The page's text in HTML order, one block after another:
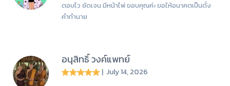
ตอบไว ชัดเจน มีหน้าไพ่ ขอบคุณค่ะ ขอให้อนาคตเป็นดั่ง
คำทำนาย
อนุสิทธิ์ วงค์แพทย์
| July 14, 2026